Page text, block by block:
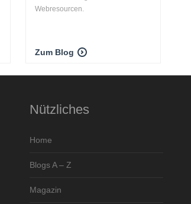
Webresourcen.
Zum Blog
Nützliches
Home
Blogs A – Z
Magazin